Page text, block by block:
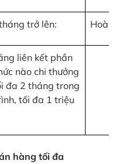
trở lên:
liên kết phần
nào chi thưởng
đa 2 tháng trong
tối đa 1 triệu
hàng tối đa